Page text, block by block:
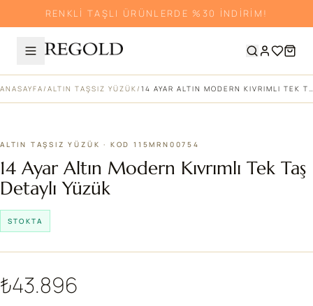
RENKLİ TAŞLI ÜRÜNLERDE %30 İNDİRİM!
ANASAYFA/ ALTIN TAŞSIZ YÜZÜK/ 14 AYAR ALTIN MODERN KIVRIMLI TEK TAŞ DETAYLI YÜZÜK
ALTIN TAŞSIZ YÜZÜK · KOD 115MRN00754
14 Ayar Altın Modern Kıvrımlı Tek Taş
Detaylı Yüzük
STOKTA
₺43.896